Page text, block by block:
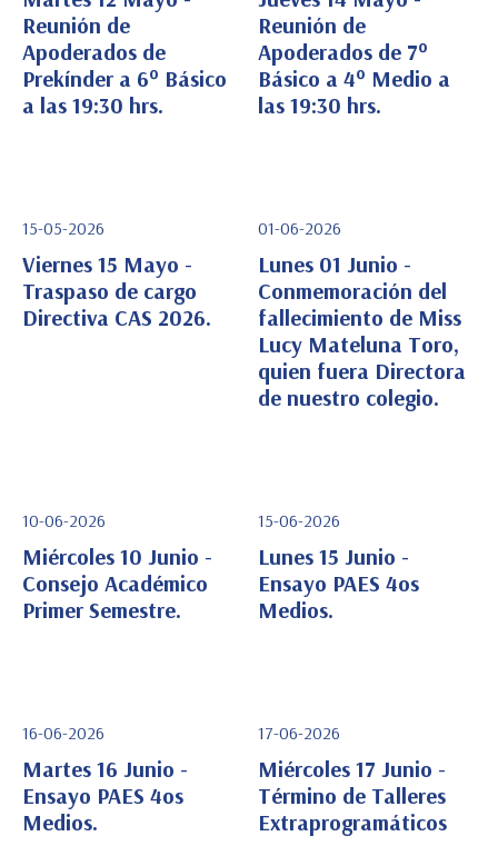
Ver Detalle
Reunión de
Apoderados de
Prekínder a 6° Básico
a las 19:30 hrs.
Ver Detalle
Reunión de
Apoderados de 7°
Básico a 4° Medio a
las 19:30 hrs.
Ver Detalle
15-05-2026
Viernes 15 Mayo -
Traspaso de cargo
Directiva CAS 2026.
Ver Detalle
01-06-2026
Lunes 01 Junio -
Conmemoración del
fallecimiento de Miss
Lucy Mateluna Toro,
quien fuera Directora
de nuestro colegio.
Ver Detalle
10-06-2026
Miércoles 10 Junio -
Consejo Académico
Primer Semestre.
Ver Detalle
15-06-2026
Lunes 15 Junio -
Ensayo PAES 4os
Medios.
Ver Detalle
16-06-2026
Martes 16 Junio -
Ensayo PAES 4os
Medios.
Ver Detalle
17-06-2026
Miércoles 17 Junio -
Término de Talleres
Extraprogramáticos